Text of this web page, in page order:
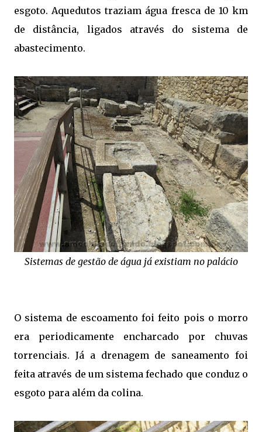
esgoto. Aquedutos traziam água fresca de 10 km
de distância, ligados através do sistema de
abastecimento.
Sistemas de gestão de água já existiam no palácio
O sistema de escoamento foi feito pois o morro
era periodicamente encharcado por chuvas
torrenciais. Já a drenagem de saneamento foi
feita através de um sistema fechado que conduz o
esgoto para além da colina.